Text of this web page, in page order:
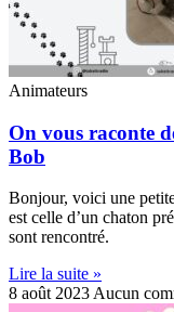
Animateurs
On vous raconte
Bob
Bonjour, voici une
est celle d’un chaton
sont rencontré.
Lire la suite »
8 août 2023 Aucun